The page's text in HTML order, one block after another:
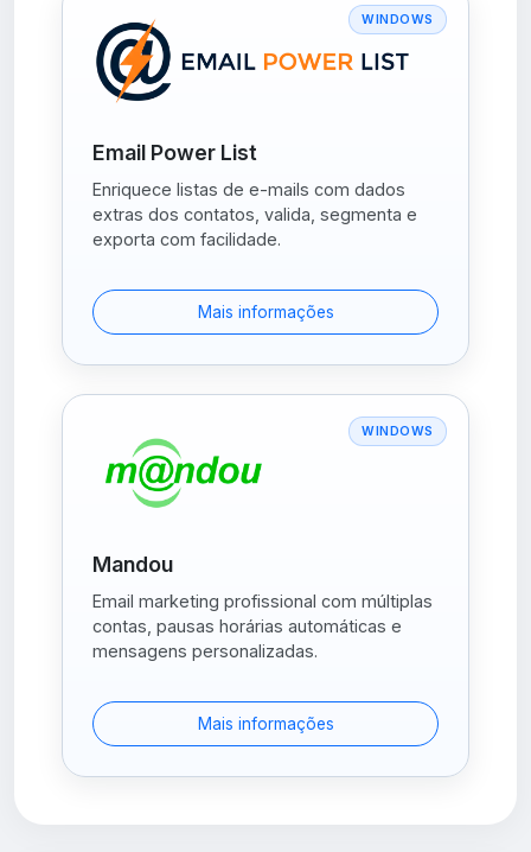
WINDOWS
Email Power List
Enriquece listas de e-mails com dados
extras dos contatos, valida, segmenta e
exporta com facilidade.
Mais informações
WINDOWS
Mandou
Email marketing profissional com múltiplas
contas, pausas horárias automáticas e
mensagens personalizadas.
Mais informações